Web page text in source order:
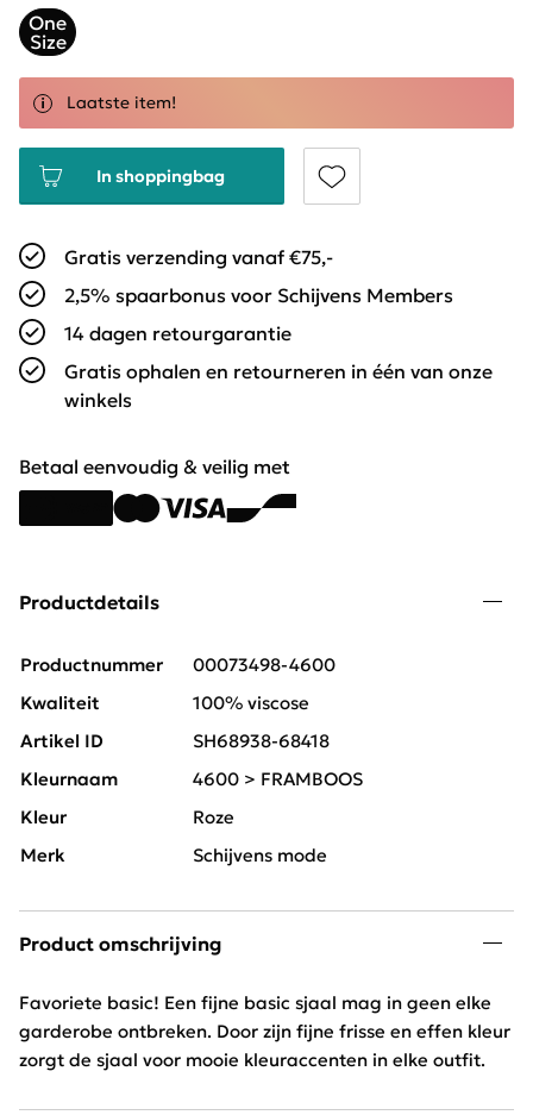
One
Size
Laatste item!
In shoppingbag
Gratis verzending vanaf €75,-
2,5% spaarbonus voor Schijvens Members
14 dagen retourgarantie
Gratis ophalen en retourneren in één van onze
winkels
Betaal eenvoudig & veilig met
Productdetails
Productnummer
00073498-4600
Kwaliteit
100% viscose
Artikel ID
SH68938-68418
Kleurnaam
4600 > FRAMBOOS
Kleur
Roze
Merk
Schijvens mode
Product omschrijving
Favoriete basic! Een fijne basic sjaal mag in geen elke
garderobe ontbreken. Door zijn fijne frisse en effen kleur
zorgt de sjaal voor mooie kleuraccenten in elke outfit.